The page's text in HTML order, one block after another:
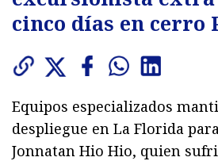
cinco días en cerro
Equipos especializados
despliegue en La Florida
Jonnatan Hio Hio, quien